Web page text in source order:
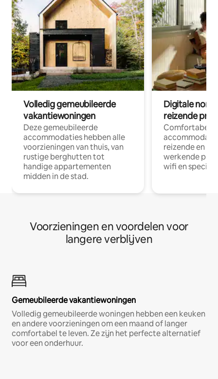
Volledig gemeubileerde
vakantiewoningen
Deze gemeubileerde
accommodaties hebben alle
voorzieningen van thuis, van
rustige berghutten tot
handige appartementen
midden in de stad.
Digitale
reizende
Comfortabele
reizende en
werkende
wifi en
Voorzieningen en voordelen voor
langere verblijven
Gemeubileerde vakantiewoningen
Volledig gemeubileerde woningen hebben een keuken
en andere voorzieningen om een maand of langer
comfortabel te leven. Ze zijn het perfecte alternatief
voor een onderhuur.